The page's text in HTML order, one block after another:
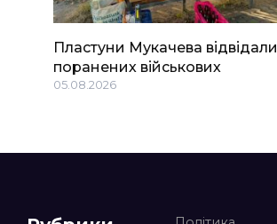
Пластуни Мукачева відвідали
поранених військових
05.08.2026